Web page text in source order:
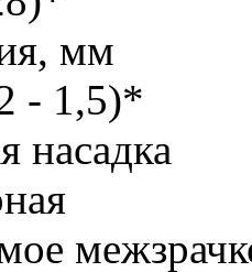
мм
- 1,5)*
насадка